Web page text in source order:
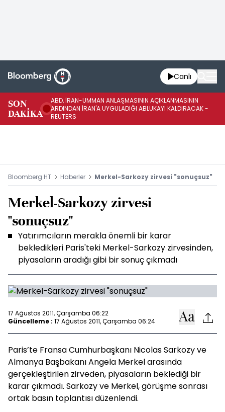
Canlı
SON
DAKİKA
ABD, İRAN-UMMAN ANLAŞMASININ AÇIKLANMASININ
ARDINDAN İRAN'A UYGULADIĞI ABLUKAYI KALDIRACAK -
REUTERS
Bloomberg HT Haberler Merkel-Sarkozy zirvesi "sonuçsuz"
Merkel-Sarkozy zirvesi
"sonuçsuz"
Yatırımcıların merakla önemli bir karar
bekledikleri Paris'teki Merkel-Sarkozy zirvesinden,
piyasaların aradığı gibi bir sonuç çıkmadı
17 Ağustos 2011, Çarşamba 06:22
Güncelleme : 17 Ağustos 2011, Çarşamba 06:24
Paris’te Fransa Cumhurbaşkanı Nicolas Sarkozy ve
Almanya Başbakanı Angela Merkel arasında
gerçekleştirilen zirveden, piyasaların beklediği bir
karar çıkmadı. Sarkozy ve Merkel, görüşme sonrası
ortak basın toplantısı düzenlendi.